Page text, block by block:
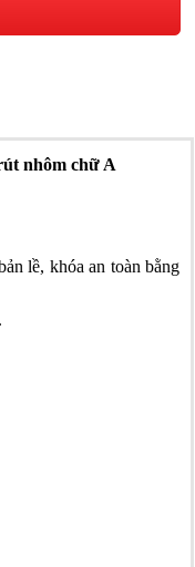
nhôm chữ A
lề, khóa an toàn bằng